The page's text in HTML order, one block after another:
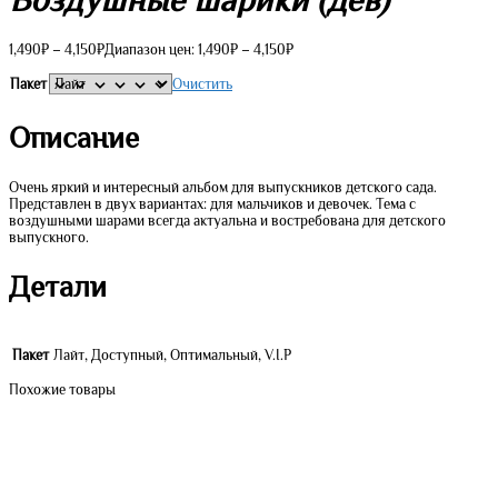
1,490₽ – 4,150₽Диапазон цен: 1,490₽ – 4,150₽
Пакет Очистить
Описание
Очень яркий и интересный альбом для выпускников детского сада.
Представлен в двух вариантах: для мальчиков и девочек. Тема с
воздушными шарами всегда актуальна и востребована для детского
выпускного.
Детали
Пакет Лайт, Доступный, Оптимальный, V.I.P
Похожие товары